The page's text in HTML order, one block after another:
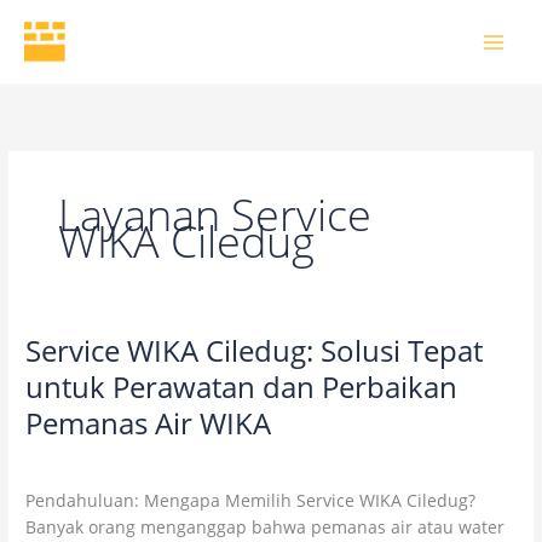
content
Layanan Service
WIKA Ciledug
Service WIKA Ciledug: Solusi Tepat
untuk Perawatan dan Perbaikan
Pemanas Air WIKA
Pendahuluan: Mengapa Memilih Service WIKA Ciledug?
Banyak orang menganggap bahwa pemanas air atau water
Service
Ciledug:
Solusi
Perawatan
dan